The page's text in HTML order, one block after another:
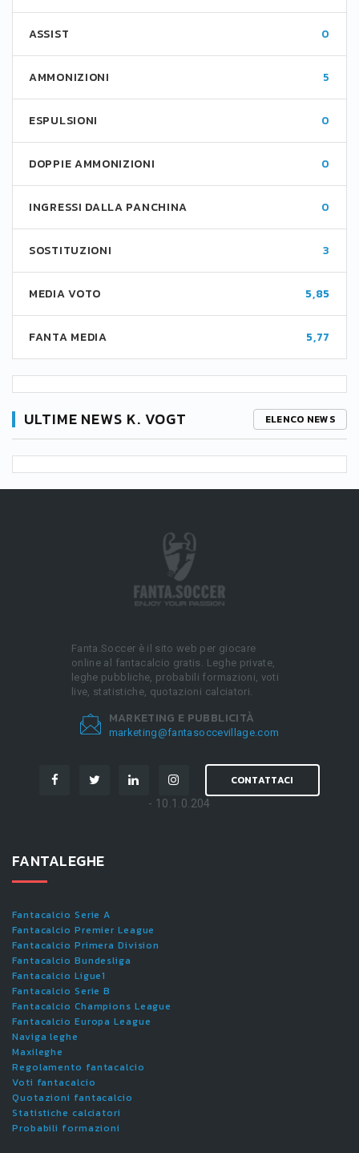
ASSIST 0
AMMONIZIONI 5
ESPULSIONI 0
DOPPIE AMMONIZIONI 0
INGRESSI DALLA PANCHINA 0
SOSTITUZIONI 3
MEDIA VOTO 5,85
FANTA MEDIA 5,77
ULTIME NEWS K. VOGT ELENCO NEWS
Fanta.Soccer è il sito web per giocare
online al fantacalcio gratis. Leghe private,
leghe pubbliche, probabili formazioni, voti
live, statistiche, quotazioni calciatori.
MARKETING E PUBBLICITÀ
marketing@fantasoccevillage.com
CONTATTACI
- 10.1.0.204
FANTALEGHE
Fantacalcio Serie A
Fantacalcio Premier League
Fantacalcio Primera Division
Fantacalcio Bundesliga
Fantacalcio Ligue1
Fantacalcio Serie B
Fantacalcio Champions League
Fantacalcio Europa League
Naviga leghe
Maxileghe
Regolamento fantacalcio
Voti fantacalcio
Quotazioni fantacalcio
Statistiche calciatori
Probabili formazioni